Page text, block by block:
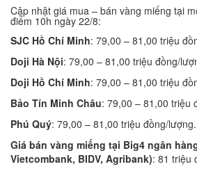
Cập nhật giá mua – bán vàng miếng tại
điểm 10h ngày 22/8:
SJC Hồ Chí Minh: 79,00 – 81,00 triệu
Doji Hà Nội: 79,00 – 81,00 triệu đồng/
Doji Hồ Chí Minh: 79,00 – 81,00 triệu
Bảo Tín Minh Châu: 79,00 – 81,00 triệu
Phú Quý: 79,00 – 81,00 triệu đồng/lượng.
Giá bán vàng miếng tại Big4 ngân
Vietcombank, BIDV, Agribank): 81 triệu